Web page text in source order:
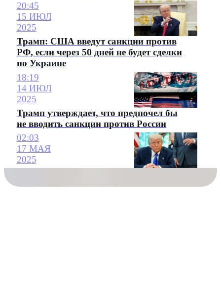
20:45
15 ИЮЛ
2025
Трамп: США введут санкции против
РФ, если через 50 дней не будет сделки
по Украине
18:19
14 ИЮЛ
2025
Трамп утверждает, что предпочел бы
не вводить санкции против России
02:03
17 МАЯ
2025